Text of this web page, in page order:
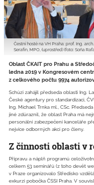
Čestní hosté na VH Praha: prof. Ing.
Serafín, MPO, (uprostřed) (foto: Soňa
Oblast ČKAIT pro Prahu a
ledna 2019 v Kongresovém
z celkového počtu 9974
Schůzi zahájil předseda oblasti Ing.
České agentury pro standardizaci,
Ing. Michael Trnka ml., CSc.
jiné zdůraznil, že oblast Praha má
personální zabezpečení kanceláře
nejvíce odborných akcí pro členy.
Z činnosti oblasti v
Přípravu a náplň programů
celkem 53 seminářů (z toho devět
v Praze organizovalo Středisko
exkurzi pobočka ČSSI Praha. V